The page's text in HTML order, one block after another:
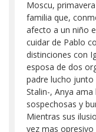
Moscu,
familia que,
afecto a un niño
cuidar de Pablo
distinciones con
esposa de dos
padre lucho junto
Stalin-, Anya
sospechosas y
Mientras sus
vez mas